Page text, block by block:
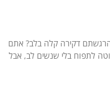
דקירה קלה בלב? אתם
לתפוח בלי שנשים לב, אבל